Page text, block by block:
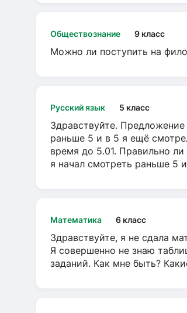
Обществознание 9 класс
Можно ли поступить на
Русский язык 5 класс
Здравствуйте.
раньше 5 и в 5 я ещё
время до 5.01. Правильно
я начал смотреть раньше 5
Математика 6 класс
Здравствуйте, я не сдала
Я совершенно не знаю
заданий. Как мне быть?